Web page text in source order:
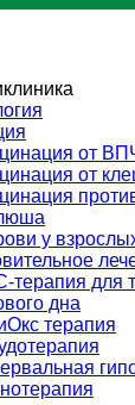
от
от
у
терапия для
дна
терапия